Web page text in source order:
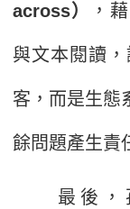
across） ，
與文本閱讀
客，而是生態
餘問題產生責
最後，